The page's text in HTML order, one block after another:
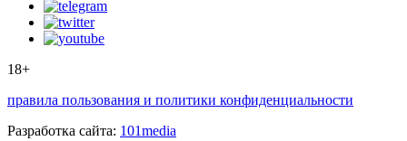
18+
правила пользования и политики конфиденциальности
Разработка сайта: 101media